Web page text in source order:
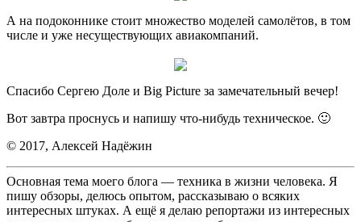
А на подоконнике стоит множество моделей самолётов, в том
числе и уже несуществующих авиакомпаний.
Спасибо Сергею Доле и Big Picture за замечательный вечер!
Вот завтра проснусь и напишу что-нибудь техническое. 🙂
© 2017, Алексей Надёжин
Основная тема моего блога — техника в жизни человека. Я
пишу обзоры, делюсь опытом, рассказываю о всяких
интересных штуках. А ещё я делаю репортажи из интересных